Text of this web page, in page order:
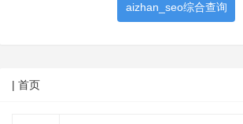
aizhan_seo综合查询
| 首页